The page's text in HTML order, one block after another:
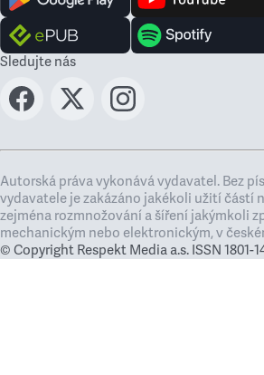
Sledujte nás
Autorská práva vykonává vydavatel. Bez
vydavatele je zakázáno jakékoli užití částí
zejména rozmnožování a šíření jakýmkoli
mechanickým nebo elektronickým, v
© Copyright Respekt Media a.s. ISSN 1801-